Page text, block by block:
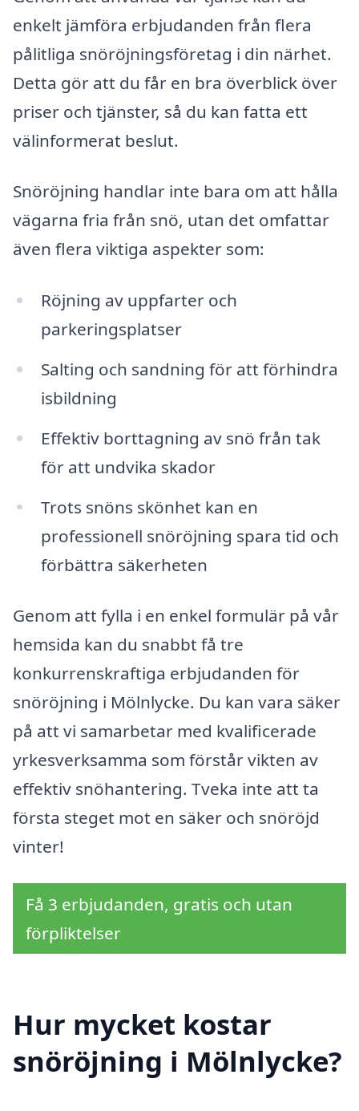
enkelt jämföra erbjudanden från flera
pålitliga snöröjningsföretag i din närhet.
Detta gör att du får en bra överblick över
priser och tjänster, så du kan fatta ett
välinformerat beslut.
Snöröjning handlar inte bara om att hålla
vägarna fria från snö, utan det omfattar
även flera viktiga aspekter som:
Röjning av uppfarter och
parkeringsplatser
Salting och sandning för att förhindra
isbildning
Effektiv borttagning av snö från tak
för att undvika skador
Trots snöns skönhet kan en
professionell snöröjning spara tid och
förbättra säkerheten
Genom att fylla i en enkel formulär på vår
hemsida kan du snabbt få tre
konkurrenskraftiga erbjudanden för
snöröjning i Mölnlycke. Du kan vara säker
på att vi samarbetar med kvalificerade
yrkesverksamma som förstår vikten av
effektiv snöhantering. Tveka inte att ta
första steget mot en säker och snöröjd
vinter!
Få 3 erbjudanden, gratis och utan
förpliktelser
Hur mycket kostar
snöröjning i Mölnlycke?